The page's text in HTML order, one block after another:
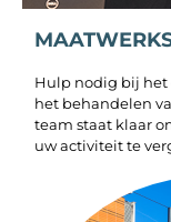
Hulp nodig bij het
het behandelen
team staat klaar
uw activiteit te